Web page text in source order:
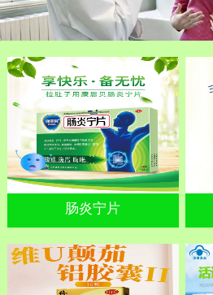
肠炎宁片